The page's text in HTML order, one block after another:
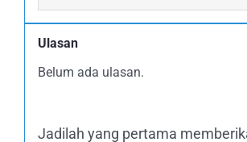
Ulasan
Belum ada ulasan.
Jadilah yang pertama